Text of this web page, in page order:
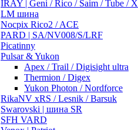
IRAY | Geni / Rico / Saim / Tube /
LM шина
Nocpix Rico2 / ACE
PARD | SA/NV008/S/LRF
Picatinny
Pulsar & Yukon
Apex / Trail / Digisight ultra
Thermion / Digex
Yukon Photon / Nordforce
RikaNV xRS / Lesnik / Barsuk
Swarovski | шина SR
SFH VARD